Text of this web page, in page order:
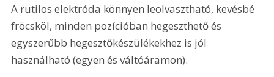
A rutilos elektróda könnyen leolvasztható, kevésbé
fröcsköl, minden pozícióban hegeszthető és
egyszerűbb hegesztőkészülékekhez is jól
használható (egyen és váltóáramon).